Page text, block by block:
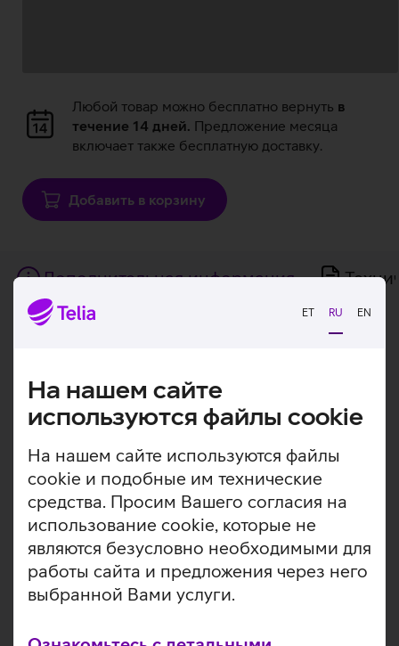
ET RU EN
На нашем сайте
используются файлы cookie
На нашем сайте используются файлы
cookie и подобные им технические
средства. Просим Вашего согласия на
использование cookie, которые не
являются безусловно необходимыми для
работы сайта и предложения через него
выбранной Вами услуги.
Загрузка
данных
Любой товар можно бесплатно вернуть в
течение 14 дней. Предложение месяца
включает также бесплатную доставку.
Добавить в корзину
Дополнительная информация
Легкий и прочный ноутбук Lenovo IdeaPad 3 с большим
экраном 17,3'' и мощной начинкой станет незаменимым
Путешествуйте по сети, пишите школьные задания и
наслаждайтесь развлечениями где угодно. 8 ГБ
основной памяти и SSD-диск емкостью 128 ГБ
обеспечивают достаточно места для хранения важных
документов, изображений и видеоматериалов. Ноутбук
работает на операционной системе Windows 11 Home
Экран 17,3'' HD+ (1600 x 900 пикселей) с